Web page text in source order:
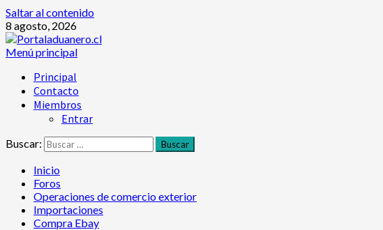
Saltar al contenido
8 agosto, 2026
Menú principal
Principal
Contacto
Miembros
Entrar
Buscar:
Inicio
Foros
Operaciones de comercio exterior
Importaciones
Compra Ebay